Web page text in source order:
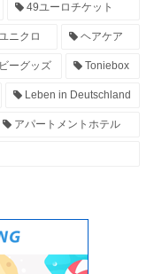
49ユーロチケット
ニクロ ヘアケア
ーグッズ Toniebox
Leben in Deutschland
アパートメントホテル